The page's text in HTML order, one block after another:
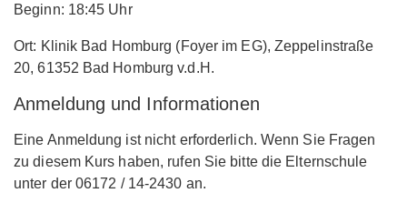
Beginn: 18:45 Uhr
Ort: Klinik Bad Homburg (Foyer im EG), Zeppelinstraße
20, 61352 Bad Homburg v.d.H.
Anmeldung und Informationen
Eine Anmeldung ist nicht erforderlich. Wenn Sie Fragen
zu diesem Kurs haben, rufen Sie bitte die Elternschule
unter der 06172 / 14-2430 an.